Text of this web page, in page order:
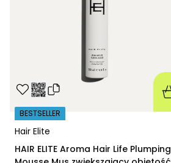
Hair Elite
BESTSELLER
HAIR ELITE Aroma Hair Life Plumping